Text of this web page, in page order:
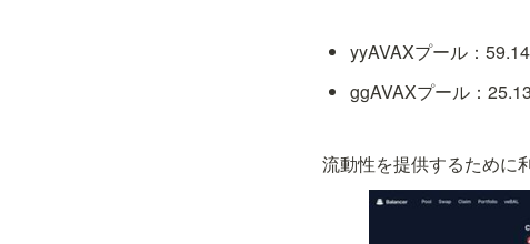
yyAVAXプール：
ggAVAXプール：